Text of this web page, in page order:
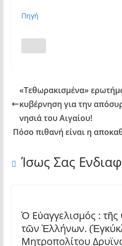
Πηγή
«Τεθωρακισμένα»
κυβέρνηση για την
νησιά του Αιγαίου!
Πόσο πιθανή είναι η
Ίσως Σας
Ὁ Εὐαγγελισμός :
τῶν Ἑλλήνων.
Μητροπολίτου